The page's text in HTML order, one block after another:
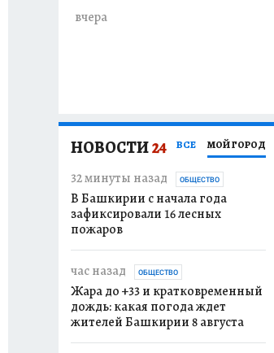
вчера
НОВОСТИ24 ВСЕ МОЙ ГОРОД
32 минуты назад ОБЩЕСТВО
В Башкирии с начала года
зафиксировали 16 лесных
пожаров
час назад ОБЩЕСТВО
Жара до +33 и кратковременный
дождь: какая погода ждет
жителей Башкирии 8 августа